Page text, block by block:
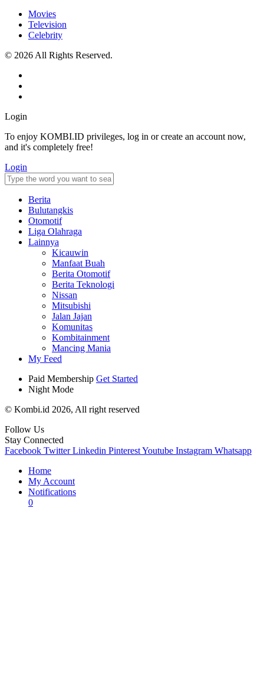
Movies
Television
Celebrity
© 2026 All Rights Reserved.
Login
To enjoy KOMBI.ID privileges, log in or create an account now,
and it's completely free!
Login
Berita
Bulutangkis
Otomotif
Liga Olahraga
Lainnya
Kicauwin
Manfaat Buah
Berita Otomotif
Berita Teknologi
Nissan
Mitsubishi
Jalan Jajan
Komunitas
Kombitainment
Mancing Mania
My Feed
Paid Membership Get Started
Night Mode
© Kombi.id 2026, All right reserved
Follow Us
Stay Connected
Facebook Twitter Linkedin PinterestYoutube Instagram Whatsapp
Home
My Account
Notifications
0